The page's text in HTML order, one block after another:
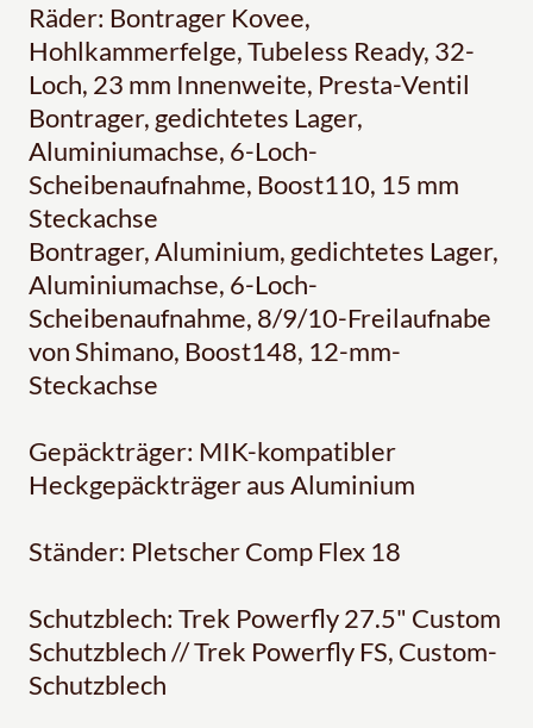
Räder: Bontrager Kovee,
Hohlkammerfelge, Tubeless Ready, 32-
Loch, 23 mm Innenweite, Presta-Ventil
Bontrager, gedichtetes Lager,
Aluminiumachse, 6-Loch-
Scheibenaufnahme, Boost110, 15 mm
Steckachse
Bontrager, Aluminium, gedichtetes Lager,
Aluminiumachse, 6-Loch-
Scheibenaufnahme, 8/9/10-Freilaufnabe
von Shimano, Boost148, 12-mm-
Steckachse
Gepäckträger: MIK-kompatibler
Heckgepäckträger aus Aluminium
Ständer: Pletscher Comp Flex 18
Schutzblech: Trek Powerfly 27.5" Custom
Schutzblech // Trek Powerfly FS, Custom-
Schutzblech